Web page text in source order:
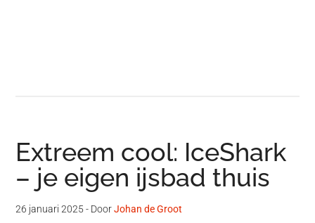
Extreem cool: IceShark
– je eigen ijsbad thuis
26 januari 2025 - DoorJohan de Groot